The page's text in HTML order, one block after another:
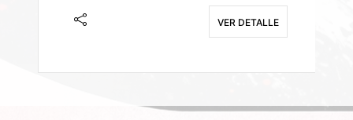
VER DETALLE